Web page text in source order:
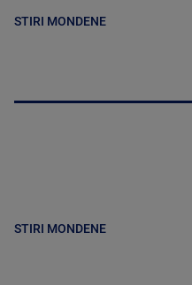
STIRI MONDENE
STIRI MONDENE